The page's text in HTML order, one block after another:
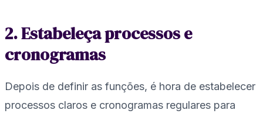
2. Estabeleça processos e
cronogramas
Depois de definir as funções, é hora de estabelecer
processos claros e cronogramas regulares para